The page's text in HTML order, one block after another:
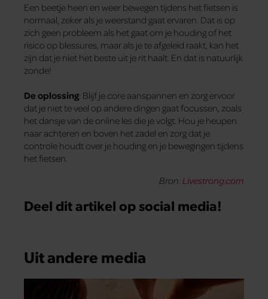
Een beetje heen en weer bewegen tijdens het fietsen is
normaal, zeker als je weerstand gaat ervaren. Dat is op
zich geen probleem als het gaat om je houding of het
risico op blessures, maar als je te afgeleid raakt, kan het
zijn dat je niet het beste uit je rit haalt. En dat is natuurlijk
zonde!
De oplossing: Blijf je core aanspannen en zorg ervoor
dat je niet te veel op andere dingen gaat focussen, zoals
het dansje van de online les die je volgt. Hou je heupen
naar achteren en boven het zadel en zorg dat je
controle houdt over je houding en je bewegingen tijdens
het fietsen.
Bron: Livestrong.com
Deel dit artikel op social media!
Uit andere media